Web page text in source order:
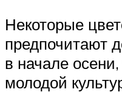
Некоторые
предпочитают
в начале
молодой